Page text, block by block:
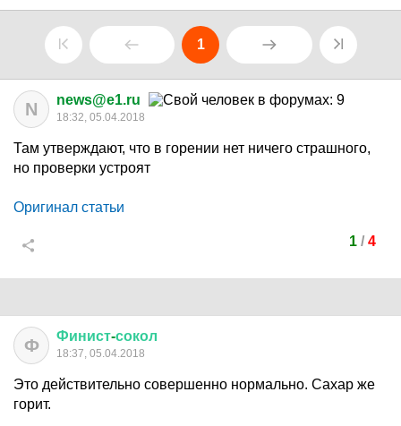
1
N news@e1.ru
18:32, 05.04.2018
Там утверждают, что в горении нет ничего страшного,
но проверки устроят
Оригинал статьи
1/ 4
Ф Финист-сокол
18:37, 05.04.2018
Это действительно совершенно нормально. Сахар же
горит.